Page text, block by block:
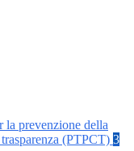
la prevenzione della
(PTPCT) 3